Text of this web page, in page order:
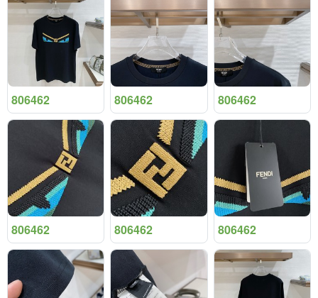
806462 806462 806462
806462 806462 806462